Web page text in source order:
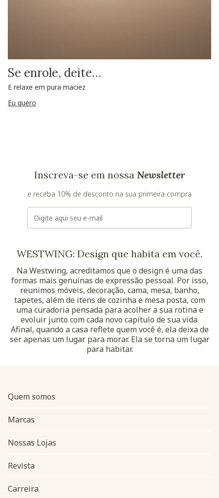
Se enrole, deite…
E relaxe em pura maciez
Eu quero
Inscreva-se em nossa Newsletter
e receba 10% de desconto na sua primeira compra
E-mail
WESTWING: Design que habita em você.
Na Westwing, acreditamos que o design é uma das
formas mais genuínas de expressão pessoal. Por isso,
reunimos móveis, decoração, cama, mesa, banho,
tapetes, além de itens de cozinha e mesa posta, com
uma curadoria pensada para acolher a sua rotina e
evoluir junto com cada novo capítulo de sua vida.
Afinal, quando a casa reflete quem você é, ela deixa de
ser apenas um lugar para morar. Ela se torna um lugar
para habitar.
Quem somos
Marcas
Nossas Lojas
Revista
Carreira